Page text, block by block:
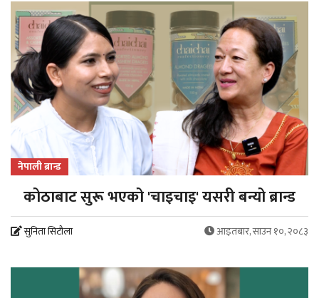
नेपाली ब्रान्ड
कोठाबाट सुरू भएको 'चाइचाइ' यसरी बन्यो ब्रान्ड
सुनिता सिटौला आइतबार, साउन १०, २०८३